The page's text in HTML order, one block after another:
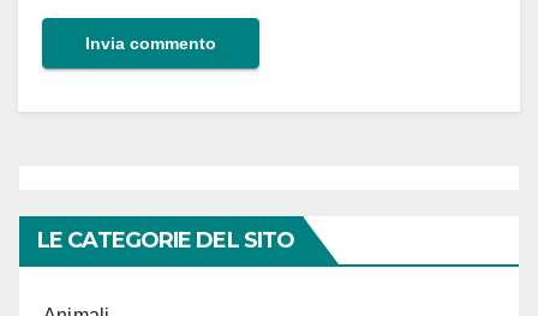
LE CATEGORIE DEL SITO